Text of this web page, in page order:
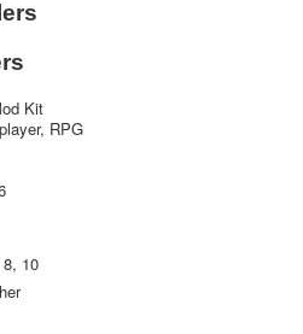
Kit
RPG
10